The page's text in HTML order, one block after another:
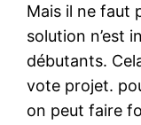
Mais il ne faut
solution n’est
débutants.
vote projet.
on peut faire